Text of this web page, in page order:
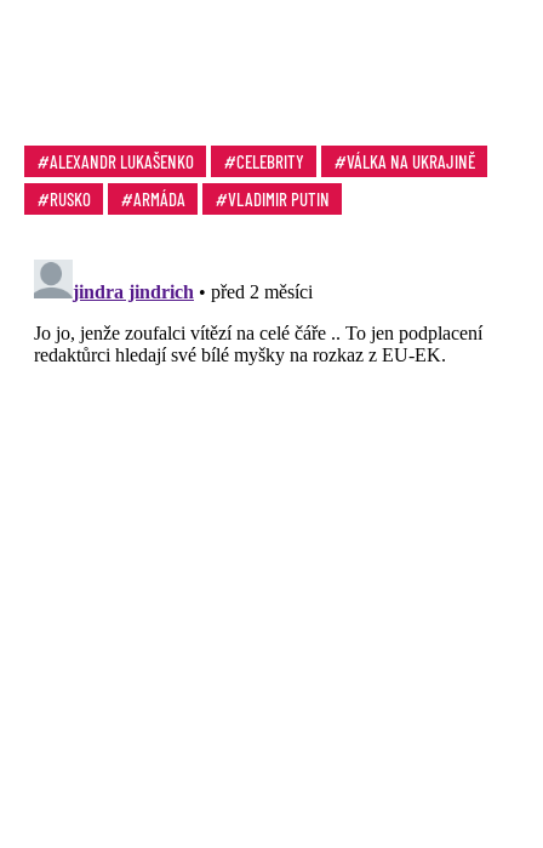
ALEXANDR LUKAŠENKO CELEBRITY
VÁLKA NA UKRAJINĚ
RUSKO
ARMÁDA VLADIMIR PUTIN